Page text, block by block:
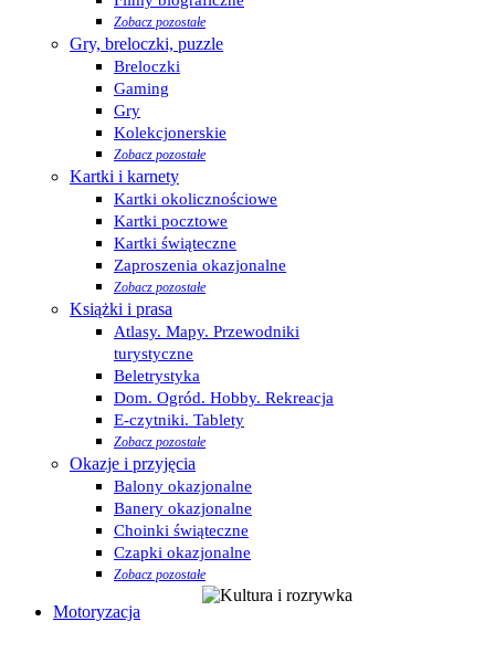
Zobacz pozostałe
Gry, breloczki, puzzle
Breloczki
Gaming
Gry
Kolekcjonerskie
Zobacz pozostałe
Kartki i karnety
Kartki okolicznościowe
Kartki pocztowe
Kartki świąteczne
Zaproszenia okazjonalne
Zobacz pozostałe
Książki i prasa
Atlasy. Mapy. Przewodniki
turystyczne
Beletrystyka
Dom. Ogród. Hobby. Rekreacja
E-czytniki. Tablety
Zobacz pozostałe
Okazje i przyjęcia
Balony okazjonalne
Banery okazjonalne
Choinki świąteczne
Czapki okazjonalne
Zobacz pozostałe
Motoryzacja